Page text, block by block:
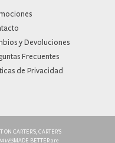
y Devoluciones
Frecuentes
de Privacidad
CARTER’S
MADE BETTER are